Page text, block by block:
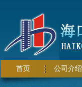
首页 公司介绍